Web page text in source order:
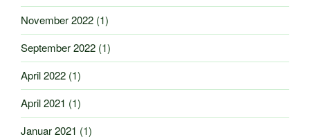
November 2022 (1)
September 2022 (1)
April 2022 (1)
April 2021 (1)
Januar 2021 (1)